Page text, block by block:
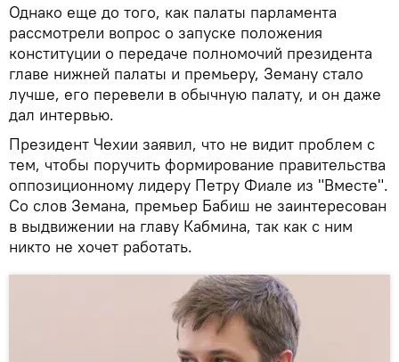
Однако еще до того, как палаты парламента
рассмотрели вопрос о запуске положения
конституции о передаче полномочий президента
главе нижней палаты и премьеру, Земану стало
лучше, его перевели в обычную палату, и он даже
дал интервью.
Президент Чехии заявил, что не видит проблем с
тем, чтобы поручить формирование правительства
оппозиционному лидеру Петру Фиале из "Вместе".
Со слов Земана, премьер Бабиш не заинтересован
в выдвижении на главу Кабмина, так как с ним
никто не хочет работать.